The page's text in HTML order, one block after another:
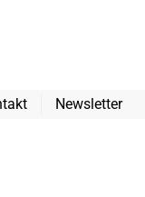
Newsletter